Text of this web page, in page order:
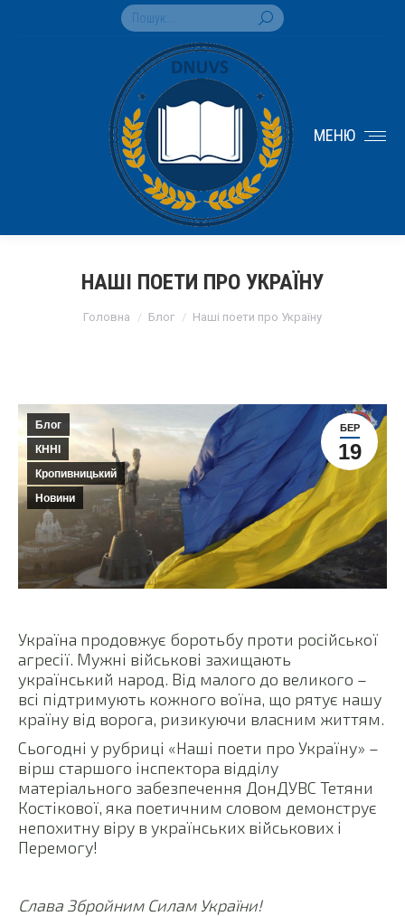
Search:
МЕНЮ
НАШІ ПОЕТИ ПРО УКРАЇНУ
Головна Блог Наші поети про Україну
БЕР
19
Блог
КННІ
Кропивницький
Новини
Україна продовжує боротьбу проти російської
агресії. Мужні військові захищають
український народ. Від малого до великого –
всі підтримують кожного воїна, що рятує нашу
країну від ворога, ризикуючи власним життям.
Сьогодні у рубриці «Наші поети про Україну» –
вірш старшого інспектора відділу
матеріального забезпечення ДонДУВС Тетяни
Костікової, яка поетичним словом демонструє
непохитну віру в українських військових і
Перемогу!
Слава Збройним Силам України!